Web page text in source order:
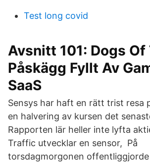
Test long covid
Avsnitt 101: Dogs Of
Påskägg Fyllt Av
SaaS
Sensys har haft en rätt trist resa
en halvering av kursen det
Rapporten lär heller inte lyfta
Traffic utvecklar en sensor, På
torsdagmorgonen offentliggjorde